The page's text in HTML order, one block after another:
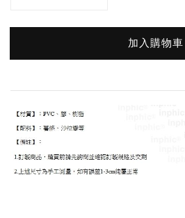
加入購物車